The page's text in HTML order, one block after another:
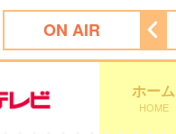
ON AIR
ミキティダイニング
ホーム
HOME